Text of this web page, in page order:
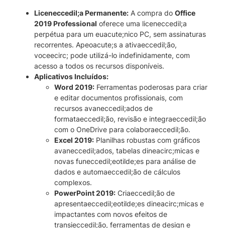
Liceneccedil;a Permanente: A compra do Office
2019 Professional oferece uma liceneccedil;a
perpétua para um euacute;nico PC, sem assinaturas
recorrentes. Apeoacute;s a ativaeccedil;ão,
voceecirc; pode utilizá-lo indefinidamente, com
acesso a todos os recursos disponíveis.
Aplicativos Incluídos:
Word 2019: Ferramentas poderosas para criar
e editar documentos profissionais, com
recursos avaneccedil;ados de
formataeccedil;ão, revisão e integraeccedil;ão
com o OneDrive para colaboraeccedil;ão.
Excel 2019: Planilhas robustas com gráficos
avaneccedil;ados, tabelas dineacirc;micas e
novas funeccedil;eotilde;es para análise de
dados e automaeccedil;ão de cálculos
complexos.
PowerPoint 2019: Criaeccedil;ão de
apresentaeccedil;eotilde;es dineacirc;micas e
impactantes com novos efeitos de
transieccedil;ão, ferramentas de design e